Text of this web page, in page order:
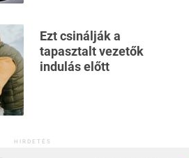
Ezt csinálják a
tapasztalt vezetők
indulás előtt
HIRDETÉS